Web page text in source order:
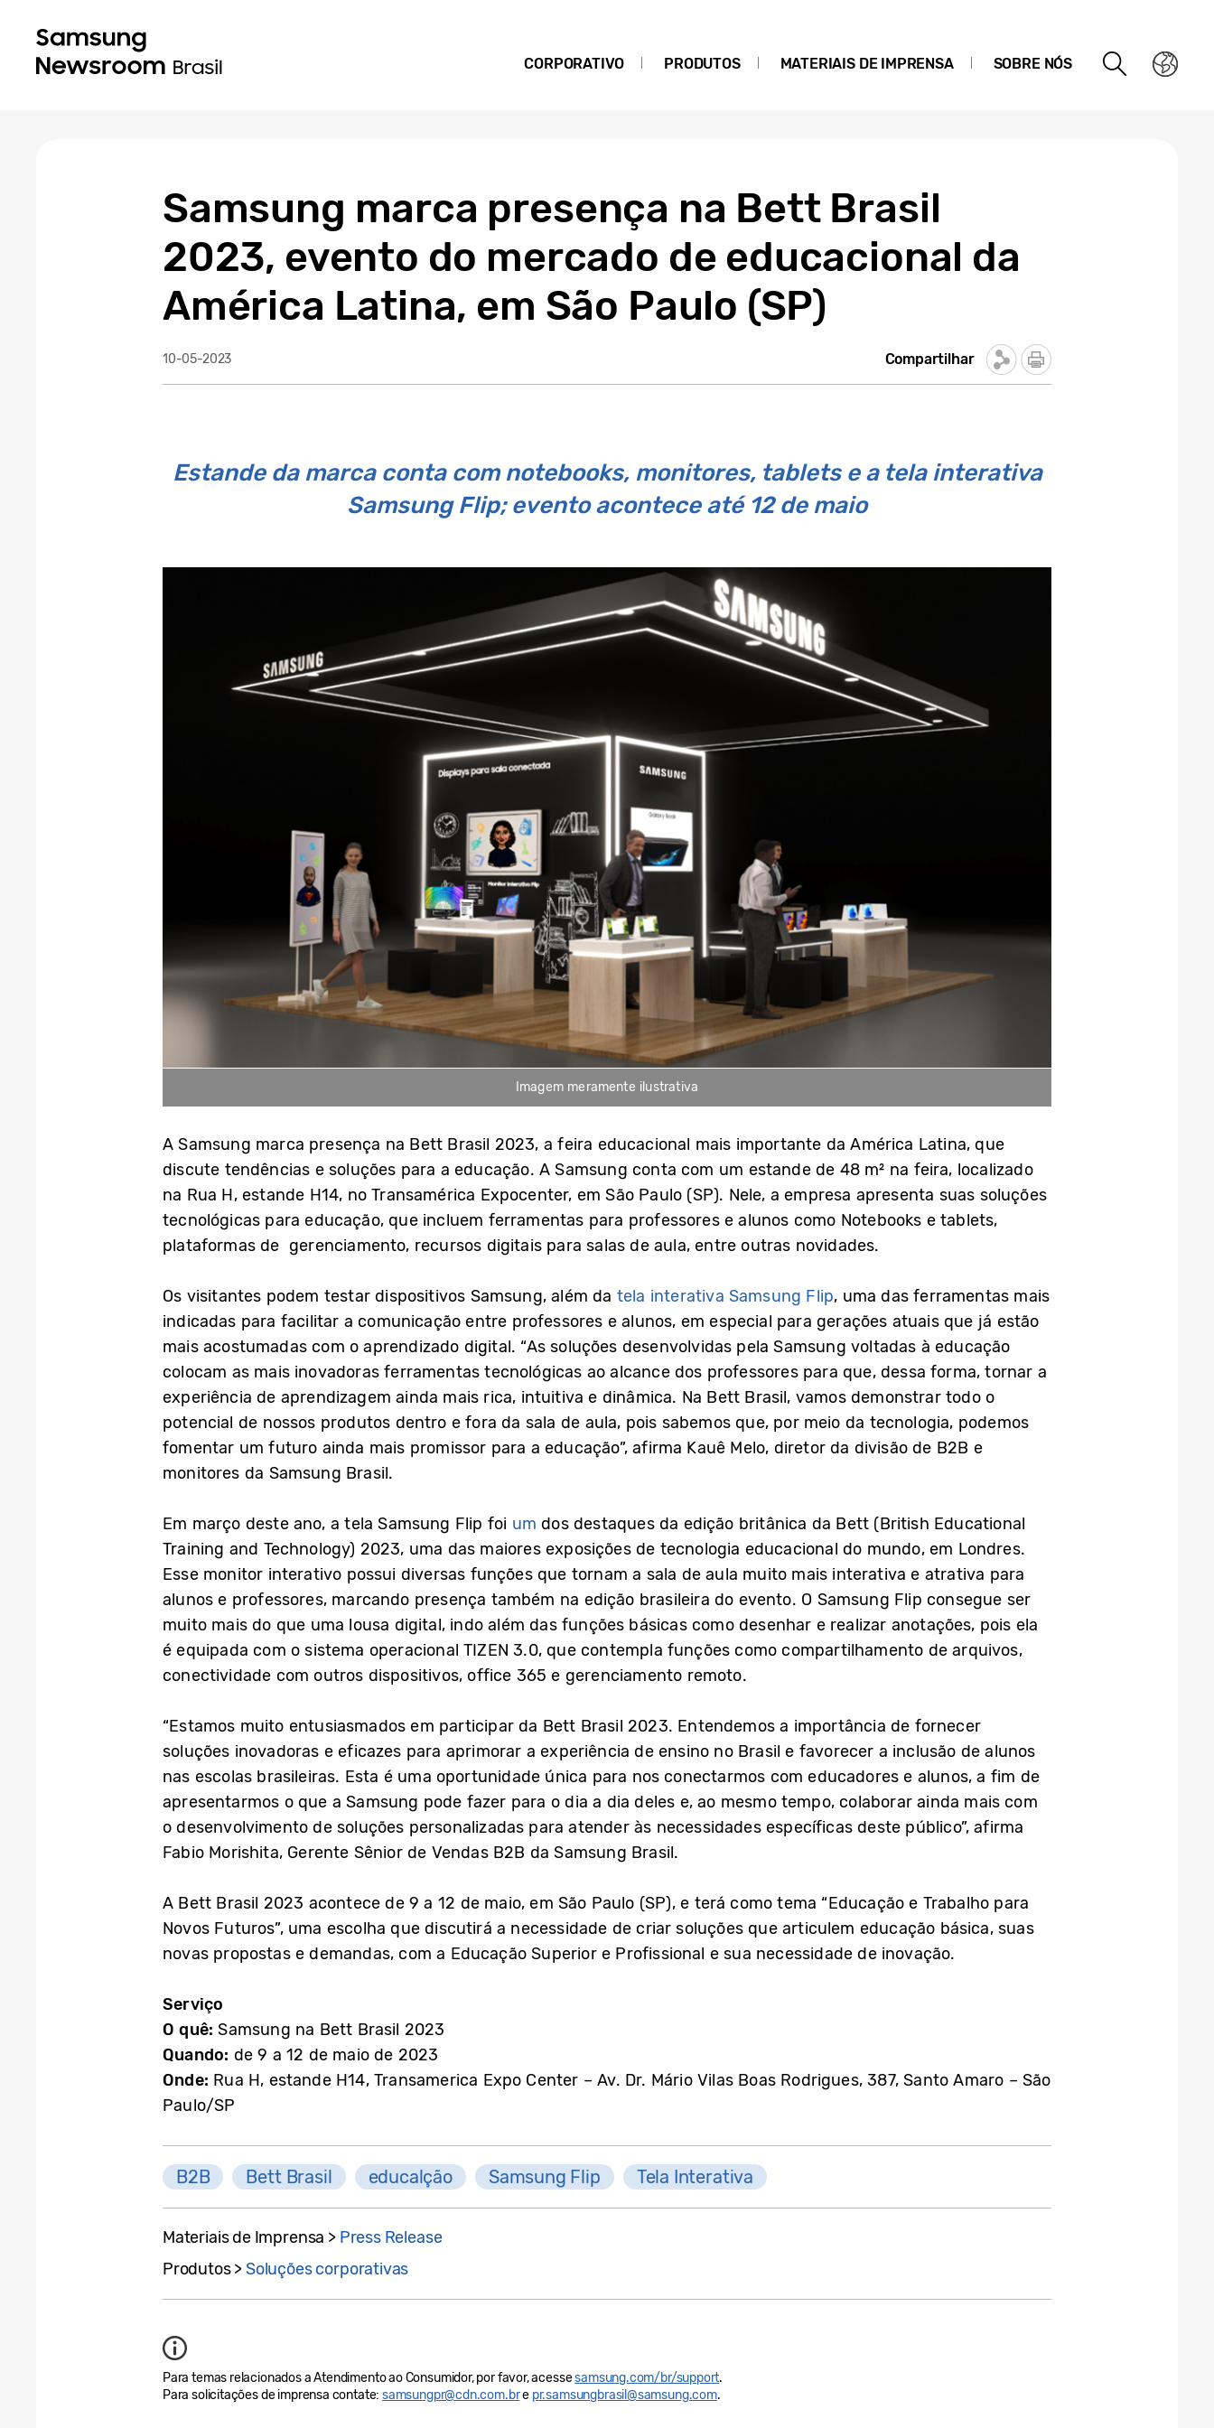
CORPORATIVO PRODUTOS MATERIAIS DE IMPRENSA SOBRE NÓS
Samsung marca presença na Bett Brasil
2023, evento do mercado de educacional da
América Latina, em São Paulo (SP)
10-05-2023 Compartilhar
Estande da marca conta com notebooks, monitores, tablets e a tela interativa
Samsung Flip; evento acontece até 12 de maio
Imagem meramente ilustrativa
A Samsung marca presença na Bett Brasil 2023, a feira educacional mais importante da América Latina, que
discute tendências e soluções para a educação. A Samsung conta com um estande de 48 m² na feira, localizado
na Rua H, estande H14, no Transamérica Expocenter, em São Paulo (SP). Nele, a empresa apresenta suas soluções
tecnológicas para educação, que incluem ferramentas para professores e alunos como Notebooks e tablets,
plataformas de gerenciamento, recursos digitais para salas de aula, entre outras novidades.
Os visitantes podem testar dispositivos Samsung, além da tela interativa Samsung Flip, uma das ferramentas mais
indicadas para facilitar a comunicação entre professores e alunos, em especial para gerações atuais que já estão
mais acostumadas com o aprendizado digital. “As soluções desenvolvidas pela Samsung voltadas à educação
colocam as mais inovadoras ferramentas tecnológicas ao alcance dos professores para que, dessa forma, tornar a
experiência de aprendizagem ainda mais rica, intuitiva e dinâmica. Na Bett Brasil, vamos demonstrar todo o
potencial de nossos produtos dentro e fora da sala de aula, pois sabemos que, por meio da tecnologia, podemos
fomentar um futuro ainda mais promissor para a educação”, afirma Kauê Melo, diretor da divisão de B2B e
monitores da Samsung Brasil.
Em março deste ano, a tela Samsung Flip foi um dos destaquesda edição britânica da Bett (British Educational
Training and Technology) 2023, uma das maiores exposições de tecnologia educacional do mundo, em Londres.
Esse monitor interativo possui diversas funções que tornam a sala de aula muito mais interativa e atrativa para
alunos e professores, marcando presença também na edição brasileira do evento. O Samsung Flip consegue ser
muito mais do que uma lousa digital, indo além das funções básicas como desenhar e realizar anotações, pois ela
é equipada com o sistema operacional TIZEN 3.0, que contempla funções como compartilhamento de arquivos,
conectividade com outros dispositivos, office 365 e gerenciamento remoto.
“Estamos muito entusiasmados em participar da Bett Brasil 2023. Entendemos a importância de fornecer
soluções inovadoras e eficazes para aprimorar a experiência de ensino no Brasil e favorecer a inclusão de alunos
nas escolas brasileiras. Esta é uma oportunidade única para nos conectarmos com educadores e alunos, a fim de
apresentarmos o que a Samsung pode fazer para o dia a dia deles e, ao mesmo tempo, colaborar ainda mais com
o desenvolvimento de soluções personalizadas para atender às necessidades específicas deste público”, afirma
Fabio Morishita, Gerente Sênior de Vendas B2B da Samsung Brasil.
A Bett Brasil 2023 acontece de 9 a 12 de maio, em São Paulo (SP), e terá como tema “Educação e Trabalho para
Novos Futuros”, uma escolha que discutirá a necessidade de criar soluções que articulem educação básica, suas
novas propostas e demandas, com a Educação Superior e Profissional e sua necessidade de inovação.
Serviço
O quê:Samsung na Bett Brasil 2023
Quando: de 9 a 12 de maio de 2023
Onde: Rua H, estande H14, Transamerica Expo Center – Av. Dr. Mário Vilas Boas Rodrigues, 387, Santo Amaro – São
Paulo/SP
B2B Bett Brasil educalção Samsung Flip Tela Interativa
Materiais de Imprensa > Press Release
Produtos >Soluções corporativas
Para temas relacionados a Atendimento ao Consumidor, por favor, acessesamsung.com/br/support.
Para solicitações de imprensa contate: samsungpr@cdn.com.bre pr.samsungbrasil@samsung.com.